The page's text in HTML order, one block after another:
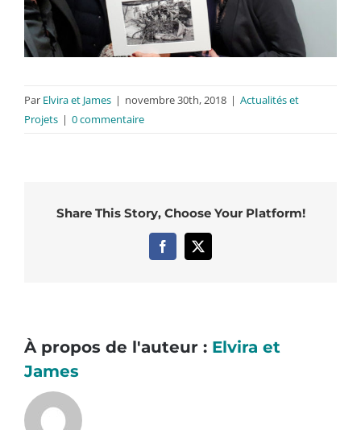
Par Elvira et James | novembre 30th, 2018 | Actualités et
Projets | 0 commentaire
Share This Story, Choose Your Platform!
Facebook
X
À propos de l'auteur : Elvira et
James